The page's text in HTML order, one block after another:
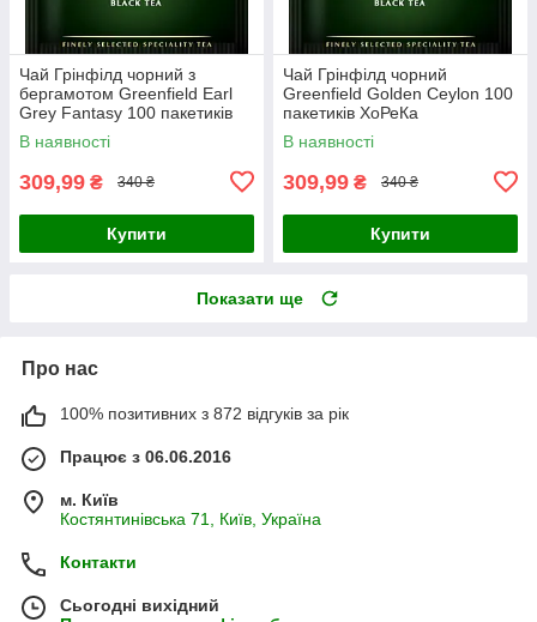
Чай Грінфілд чорний з
бергамотом Greenfield Earl
Grey Fantasy 100 пакетиків
ХоРеКа
В наявності
309,99 ₴ 340 ₴
Купити
Чай Грінфілд чорний
Greenfield Golden Ceylon 100
пакетиків ХоРеКа
В наявності
309,99 ₴ 340 ₴
Купити
Показати ще
Про нас
100% позитивних з 872 відгуків за рік
Працює з 06.06.2016
м. Київ
Костянтинівська 71, Київ, Україна
Контакти
Сьогодні вихідний